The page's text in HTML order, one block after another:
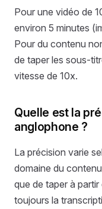
Pour une vidéo de
environ 5 minutes
Pour du contenu
de taper les sous-
vitesse de 10x.
Quelle est la
anglophone ?
La précision varie
domaine du
que de taper à
toujours la